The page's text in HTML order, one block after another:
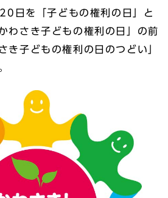
日を「子どもの権利の日」と
わさき子どもの権利の日」の前
き子どもの権利の日のつどい」